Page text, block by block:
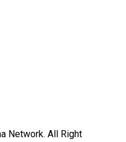
Network. All Right